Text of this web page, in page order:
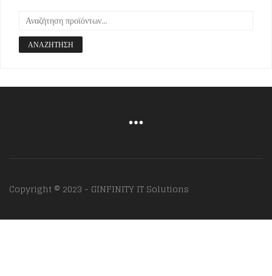
ΑΝΑΖΉΤΗΣΗ
Copyright © 2023 - GINFINITY IT Solutions